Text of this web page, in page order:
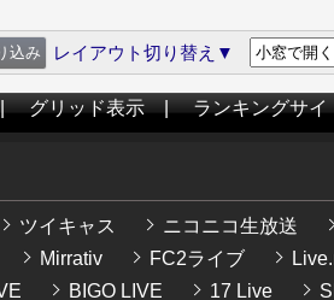
レイアウト切り替え▼
グリッド表示|ランキングサイ
ツイキャス ニコニコ生放送
Mirrativ FC2ライブ
BIGO LIVE 17 Live